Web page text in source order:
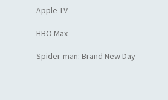
Apple TV
HBO Max
Spider-man: Brand New Day